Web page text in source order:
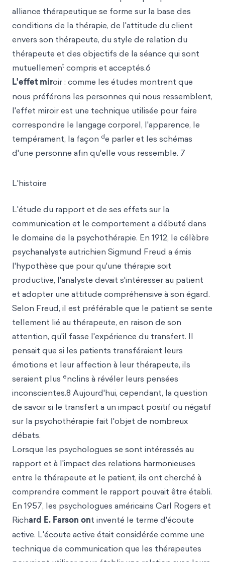
alliance thérapeutique se forme sur la base des
conditions de la thérapie, de l'attitude du client
envers son thérapeute, du style de relation du
thérapeute et des objectifs de la séance qui sont
mutuellement compris et acceptés.6
L'effet miroir : comme les études montrent que
nous préférons les personnes qui nous ressemblent,
l'effet miroir est une technique utilisée pour faire
correspondre le langage corporel, l'apparence, le
tempérament, la façon de parler et les schémas
d'une personne afin qu'elle vous ressemble. 7
L'histoire
L'étude du rapport et de ses effets sur la
communication et le comportement a débuté dans
le domaine de la psychothérapie. En 1912, le célèbre
psychanalyste autrichien Sigmund Freud a émis
l'hypothèse que pour qu'une thérapie soit
productive, l'analyste devait s'intéresser au patient
et adopter une attitude compréhensive à son égard.
Selon Freud, il est préférable que le patient se sente
tellement lié au thérapeute, en raison de son
attention, qu'il fasse l'expérience du transfert. Il
pensait que si les patients transféraient leurs
émotions et leur affection à leur thérapeute, ils
seraient plus enclins à révéler leurs pensées
inconscientes.8 Aujourd'hui, cependant, la question
de savoir si le transfert a un impact positif ou négatif
sur la psychothérapie fait l'objet de nombreux
débats.
Lorsque les psychologues se sont intéressés au
rapport et à l'impact des relations harmonieuses
entre le thérapeute et le patient, ils ont cherché à
comprendre comment le rapport pouvait être établi.
En 1957, les psychologues américains Carl Rogers et
Richard E. Farson ont inventé le terme d'écoute
active. L'écoute active était considérée comme une
technique de communication que les thérapeutes